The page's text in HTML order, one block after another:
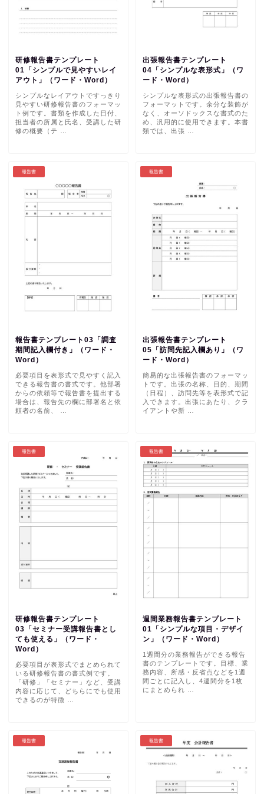
研修報告書テンプレート
01「シンプルで見やすいレイ
アウト」（ワード・Word）
シンプルなレイアウトですっきり
見やすい研修報告書のフォーマッ
ト例です。書類を作成した日付、
担当者の所属と氏名、受講した研
修の概要（テ …
出張報告書テンプレート
04「シンプルな表形式」（ワ
ード・Word）
シンプルな表形式の出張報告書の
フォーマットです。余分な装飾が
なく、オーソドックスな書式のた
め、汎用的に使用できます。本書
類では、出張 …
報告書
報告書テンプレート03「調査
期間記入欄付き」（ワード・
Word）
必要項目を表形式で見やすく記入
できる報告書の書式です。他部署
からの依頼等で報告書を提出する
場合は、報告先の欄に部署名と依
頼者の名前、 …
報告書
出張報告書テンプレート
05「訪問先記入欄あり」（ワ
ード・Word）
簡易的な出張報告書のフォーマッ
トです。出張の名称、目的、期間
（日程）、訪問先等を表形式で記
入できます。出張にあたり、クラ
イアントや新 …
報告書
研修報告書テンプレート
03「セミナー受講報告書とし
ても使える」（ワード・
Word）
必要項目が表形式でまとめられて
いる研修報告書の書式例です。
「研修」「セミナー」など、受講
内容に応じて、どちらにでも使用
できるのが特徴 …
報告書
週間業務報告書テンプレート
01「シンプルな項目・デザイ
ン」（ワード・Word）
1週間分の業務報告ができる報告
書のテンプレートです。目標、業
務内容、所感・反省点などを1週
間ごとに記入し、4週間分を1枚
にまとめられ …
報告書 報告書